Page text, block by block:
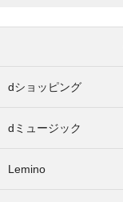
dショッピング
dミュージック
Lemino